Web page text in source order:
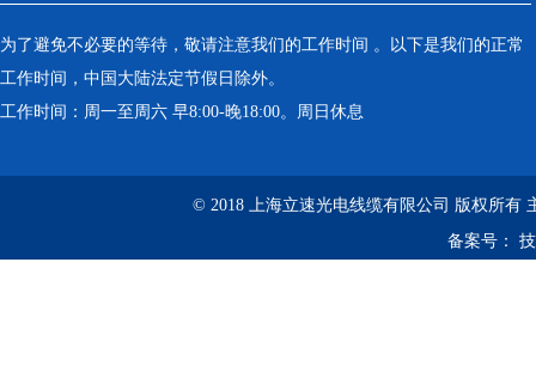
为了避免不必要的等待，敬请注意我们的工作时间 。以下是我们的正常
工作时间，中国大陆法定节假日除外。
工作时间：周一至周六 早8:00-晚18:00。周日休息
© 2018 上海立速光电线缆有限公司 版权所有
备案号：